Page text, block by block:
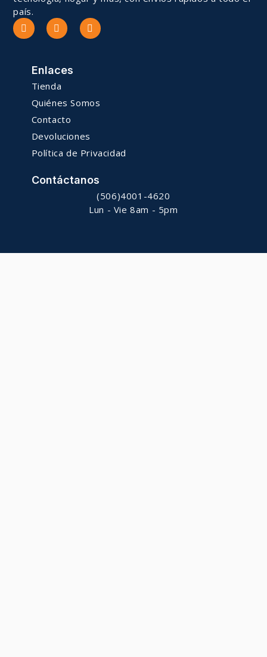
país.
Enlaces
Tienda
Quiénes Somos
Contacto
Devoluciones
Política de Privacidad
Contáctanos
(506)4001-4620
Lun - Vie 8am - 5pm